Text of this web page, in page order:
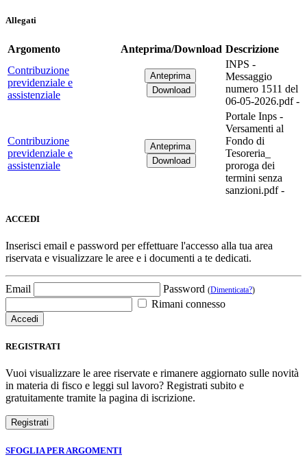
Allegati
Argomento Anteprima/Download Descrizione
Contribuzione
previdenziale e
assistenziale
INPS -
Messaggio
numero 1511 del
06-05-2026.pdf -
Contribuzione
previdenziale e
assistenziale
Portale Inps -
Versamenti al
Fondo di
Tesoreria_
proroga dei
termini senza
sanzioni.pdf -
ACCEDI
Inserisci email e password per effettuare l'accesso alla tua area
riservata e visualizzare le aree e i documenti a te dedicati.
Email Password (Dimenticata?)
Rimani connesso
REGISTRATI
Vuoi visualizzare le aree riservate e rimanere aggiornato sulle novità
in materia di fisco e leggi sul lavoro? Registrati subito e
gratuitamente tramite la pagina di iscrizione.
SFOGLIA PER ARGOMENTI